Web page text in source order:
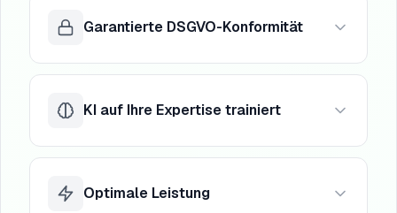
Garantierte DSGVO-Konformität
CNPD-Konformität
Vollständiger Audit-Trail
KI auf Ihre Expertise trainiert
Präzise, kontextualisierte Antworten
Optimale Leistung